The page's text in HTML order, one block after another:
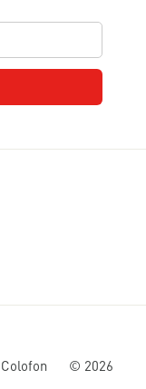
Colofon © 2026